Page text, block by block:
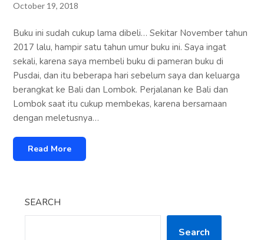
October 19, 2018
Buku ini sudah cukup lama dibeli… Sekitar November tahun
2017 lalu, hampir satu tahun umur buku ini. Saya ingat
sekali, karena saya membeli buku di pameran buku di
Pusdai, dan itu beberapa hari sebelum saya dan keluarga
berangkat ke Bali dan Lombok. Perjalanan ke Bali dan
Lombok saat itu cukup membekas, karena bersamaan
dengan meletusnya…
Read More
SEARCH
Search